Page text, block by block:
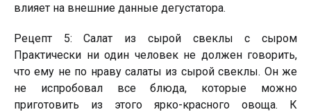
влияет на внешние данные дегустатора.
Рецепт 5: Салат из сырой свеклы с сыром
Практически ни один человек не должен говорить,
что ему не по нраву салаты из сырой свеклы. Он же
не испробовал все блюда, которые можно
приготовить из этого ярко-красного овоща. К